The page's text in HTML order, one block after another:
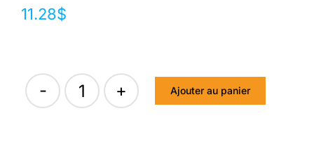
11.28$
quantité
Ajouter au panier